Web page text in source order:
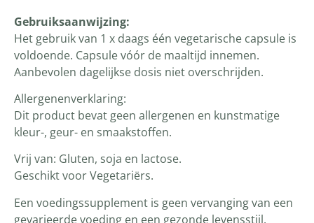
Gebruiksaanwijzing:
Het gebruik van 1 x daags één vegetarische capsule is
voldoende. Capsule vóór de maaltijd innemen.
Aanbevolen dagelijkse dosis niet overschrijden.
Allergenenverklaring:
Dit product bevat geen allergenen en kunstmatige
kleur-, geur- en smaakstoffen.
Vrij van: Gluten, soja en lactose.
Geschikt voor Vegetariërs.
Een voedingssupplement is geen vervanging van een
gevarieerde voeding en een gezonde levensstijl.